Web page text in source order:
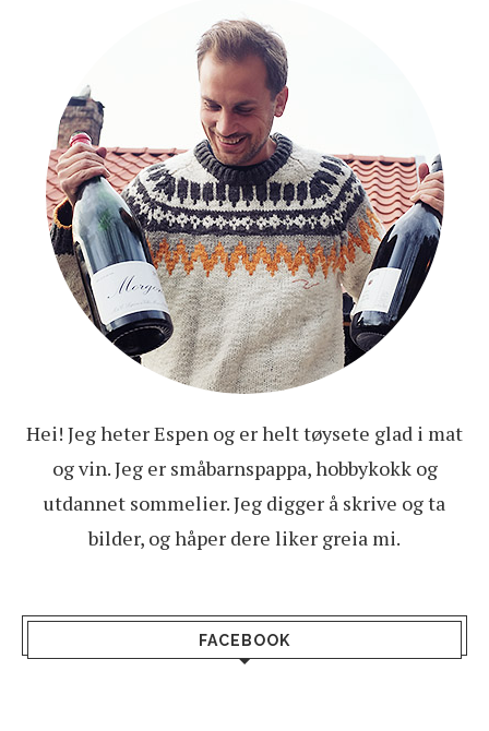
Hei! Jeg heter Espen og er helt tøysete glad i mat
og vin. Jeg er småbarnspappa, hobbykokk og
utdannet sommelier. Jeg digger å skrive og ta
bilder, og håper dere liker greia mi.
FACEBOOK